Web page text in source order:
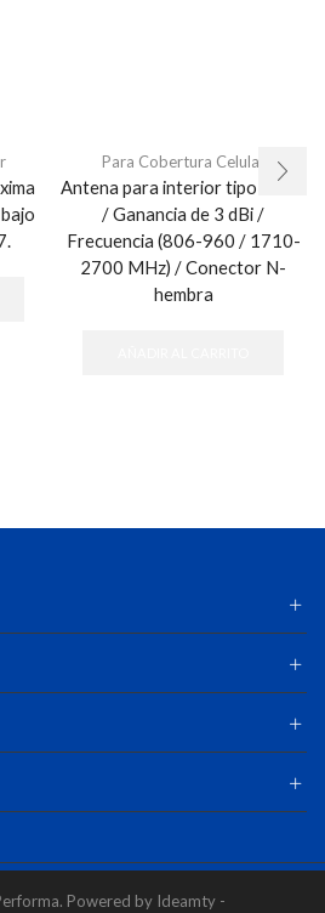
Para Cobertura Celular
Antena para interior tipo domo
/ Ganancia de 3 dBi /
Frecuencia (806-960 / 1710-
2700 MHz) / Conector N-
hembra
Powered by Ideamty -